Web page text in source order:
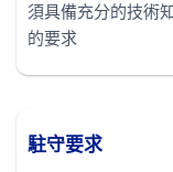
須具備充分的技術
的要求
駐守要求